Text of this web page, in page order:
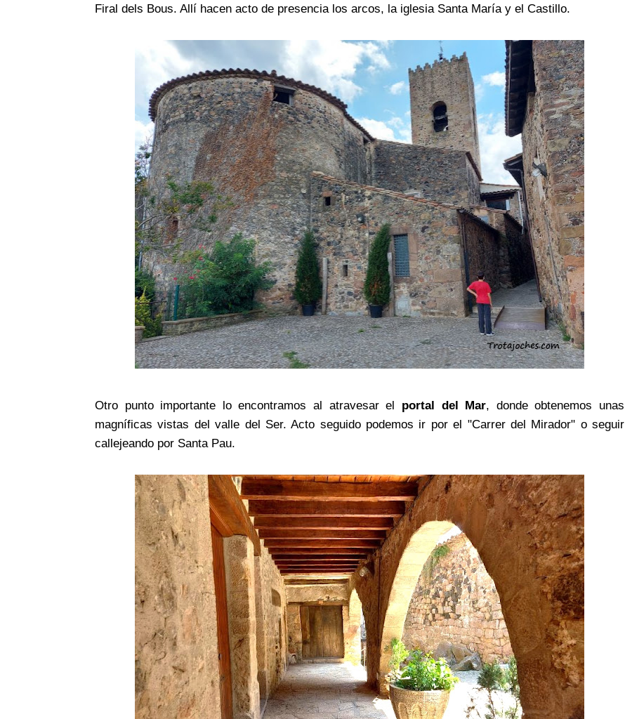
Firal dels Bous. Allí hacen acto de presencia los arcos, la iglesia Santa María y el Castillo.
Otro punto importante lo encontramos al atravesar el portal del Mar, donde obtenemos unas
magníficas vistas del valle del Ser. Acto seguido podemos ir por el "Carrer del Mirador" o seguir
callejeando por Santa Pau.